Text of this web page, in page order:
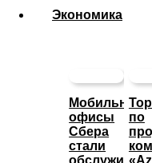
Экономика
Мобильные
офисы
Сбера
стали
по